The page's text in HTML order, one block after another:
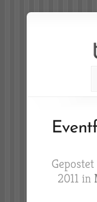
2011 in